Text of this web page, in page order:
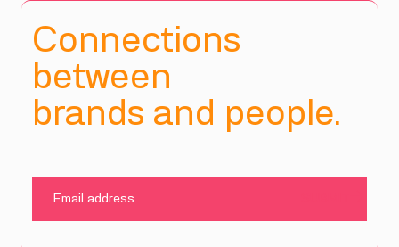
Connections
between
brands and people.